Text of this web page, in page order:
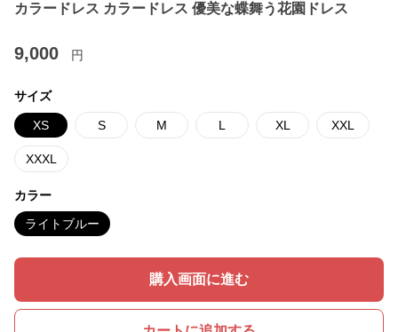
カラードレス カラードレス 優美な蝶舞う花園ドレス
9,000 円
サイズ
XS S M L XL XXL
XXXL
カラー
ライトブルー
購入画面に進む